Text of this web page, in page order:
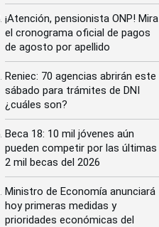
¡Atención, pensionista ONP! Mira
el cronograma oficial de pagos
de agosto por apellido
Reniec: 70 agencias abrirán este
sábado para trámites de DNI
¿cuáles son?
Beca 18: 10 mil jóvenes aún
pueden competir por las últimas
2 mil becas del 2026
Ministro de Economía anunciará
hoy primeras medidas y
prioridades económicas del